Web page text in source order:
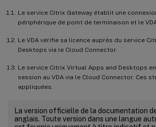
Le service Citrix Gateway établit une
périphérique de point de terminaison et le
Le VDA vérifie sa licence auprès du service
Desktops via le Cloud Connector.
Le service Citrix Virtual Apps and Desktops
session au VDA via le Cloud Connector. Ces
appliquées.
La version officielle de la documentation
anglais. Toute version dans une langue